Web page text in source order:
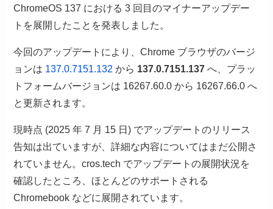
ChromeOS 137 における 3 回目のマイナーアップデー
トを展開したことを発表しました。
今回のアップデートにより、Chrome ブラウザのバージ
ョンは 137.0.7151.132 から 137.0.7151.137 へ、プラッ
トフォームバージョンは 16267.60.0 から 16267.66.0 へ
と更新されます。
現時点 (2025 年 7 月 15 日) でアップデートのリリース
告知は出ていますが、詳細な内容についてはまだ公開さ
れていません。cros.tech でアップデートの展開状況を
確認したところ、ほとんどのサポートされる
Chromebook などに展開されています。